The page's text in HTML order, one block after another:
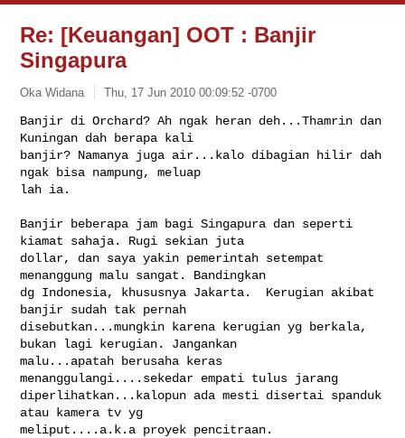
Re: [Keuangan] OOT : Banjir
Singapura
Oka Widana Thu, 17 Jun 2010 00:09:52 -0700
Banjir di Orchard? Ah ngak heran deh...Thamrin dan
Kuningan dah berapa kali
banjir? Namanya juga air...kalo dibagian hilir dah
ngak bisa nampung, meluap
lah ia.
Banjir beberapa jam bagi Singapura dan seperti
kiamat sahaja. Rugi sekian juta
dollar, dan saya yakin pemerintah setempat
menanggung malu sangat. Bandingkan
dg Indonesia, khususnya Jakarta.  Kerugian akibat
banjir sudah tak pernah
disebutkan...mungkin karena kerugian yg berkala,
bukan lagi kerugian. Jangankan
malu...apatah berusaha keras
menanggulangi....sekedar empati tulus jarang
diperlihatkan...kalopun ada mesti disertai spanduk
atau kamera tv yg
meliput....a.k.a proyek pencitraan.